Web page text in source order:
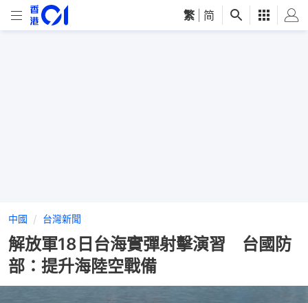
繁 简
中國 台灣新聞
解放軍18日台海實彈射擊演習 台國防
部：提升海陸空戰備